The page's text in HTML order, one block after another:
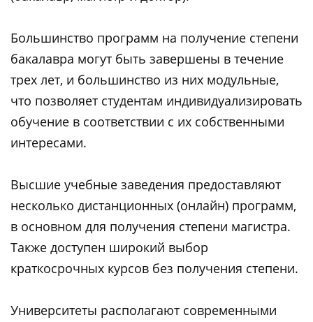
Большинство программ на получение степени
бакалавра могут быть завершены в течение
трех лет, и большинство из них модульные,
что позволяет студентам индивидуализировать
обучение в соответствии с их собственными
интересами.
Высшие учебные заведения предоставляют
несколько дистанционных (онлайн) программ,
в основном для получения степени магистра.
Также доступен широкий выбор
краткосрочных курсов без получения степени.
Университеты располагают современными